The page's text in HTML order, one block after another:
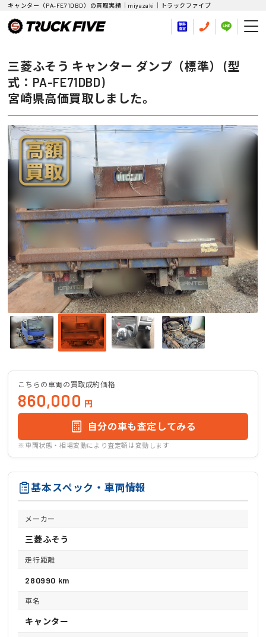
キャンター（PA-FE71DBD）の買取実績｜miyazaki｜トラックファイブ
三菱ふそう キャンター ダンプ（標準） (型
式：PA-FE71DBD)
宮崎県高価買取しました。
こちらの車両の買取成約価格
860,000 円
自分の車も査定してみる
※車両状態・相場変動により査定額は変動します
基本スペック・車両情報
メーカー
三菱ふそう
走行距離
280990 km
車名
キャンター